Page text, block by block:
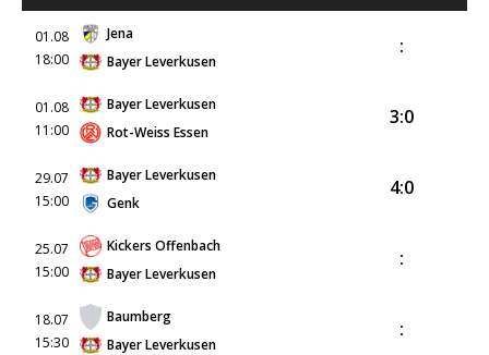
01.08
18:00
Jena
Bayer Leverkusen
:
01.08
11:00
Bayer Leverkusen
Rot-Weiss Essen
3:0
29.07
15:00
Bayer Leverkusen
Genk
4:0
25.07
15:00
Kickers Offenbach
Bayer Leverkusen
:
18.07
15:30
Baumberg
Bayer Leverkusen
: